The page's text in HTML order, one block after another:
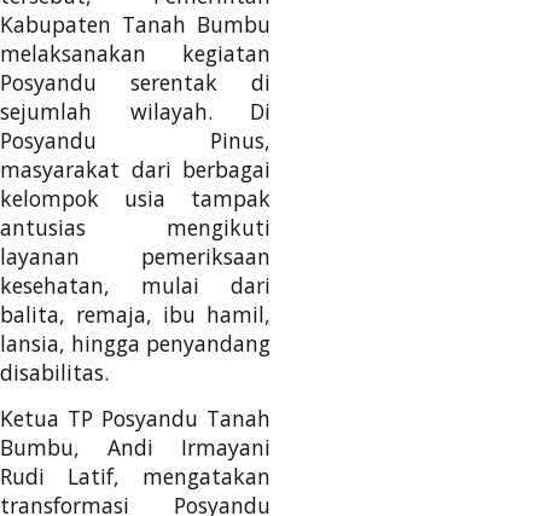
Kabupaten Tanah Bumbu
melaksanakan kegiatan
Posyandu serentak di
sejumlah wilayah. Di
Posyandu Pinus,
masyarakat dari berbagai
kelompok usia tampak
antusias mengikuti
layanan pemeriksaan
kesehatan, mulai dari
balita, remaja, ibu hamil,
lansia, hingga penyandang
disabilitas.
Ketua TP Posyandu Tanah
Bumbu, Andi Irmayani
Rudi Latif, mengatakan
transformasi Posyandu